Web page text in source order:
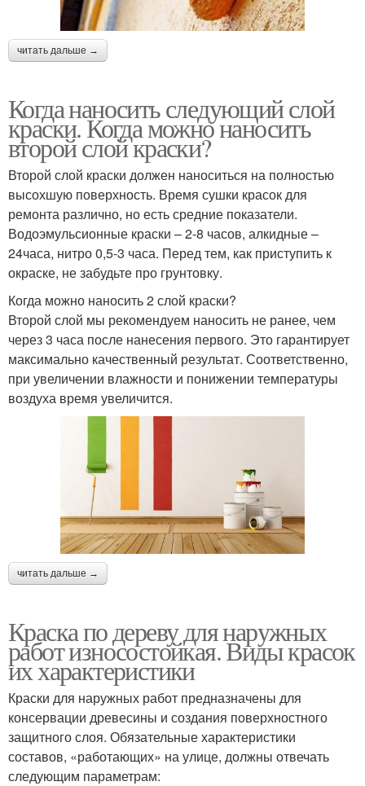
читать дальше →
Когда наносить следующий слой
краски. Когда можно наносить
второй слой краски?
Второй слой краски должен наноситься на полностью
высохшую поверхность. Время сушки красок для
ремонта различно, но есть средние показатели.
Водоэмульсионные краски – 2-8 часов, алкидные –
24часа, нитро 0,5-3 часа. Перед тем, как приступить к
окраске, не забудьте про грунтовку.
Когда можно наносить 2 слой краски?
Второй слой мы рекомендуем наносить не ранее, чем
через 3 часа после нанесения первого. Это гарантирует
максимально качественный результат. Соответственно,
при увеличении влажности и понижении температуры
воздуха время увеличится.
читать дальше →
Краска по дереву для наружных
работ износостойкая. Виды красок
их характеристики
Краски для наружных работ предназначены для
консервации древесины и создания поверхностного
защитного слоя. Обязательные характеристики
составов, «работающих» на улице, должны отвечать
следующим параметрам: